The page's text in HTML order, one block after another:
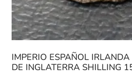
IMPERIO ESPAÑOL
DE INGLATERRA SHILLING